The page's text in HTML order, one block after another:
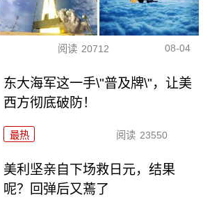
阅读 20712 08-04
东大海军这一手\"普及牌\"，让美
西方彻底破防！
最热 阅读 23550
美利坚亲自下场救日元，结果
呢？回弹后又蔫了